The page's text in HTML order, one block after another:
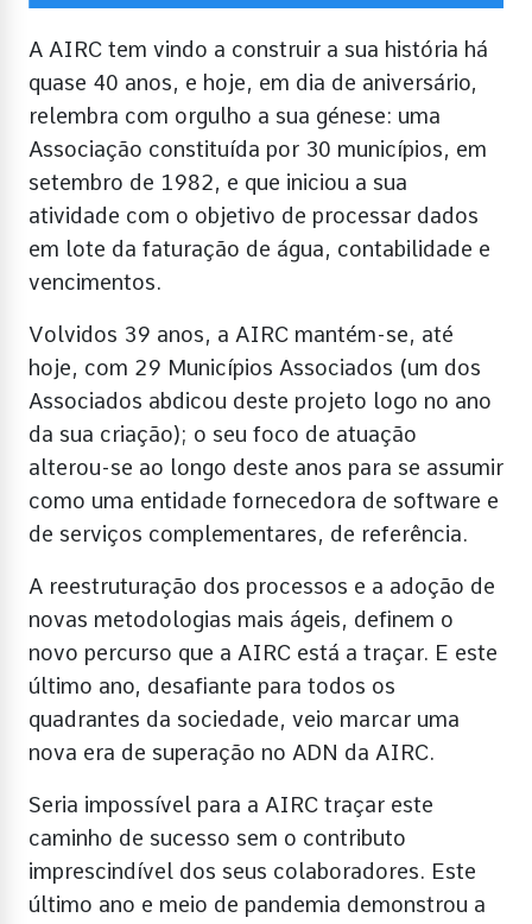
A AIRC tem vindo a construir a sua história há
quase 40 anos, e hoje, em dia de aniversário,
relembra com orgulho a sua génese: uma
Associação constituída por 30 municípios, em
setembro de 1982, e que iniciou a sua
atividade com o objetivo de processar dados
em lote da faturação de água, contabilidade e
vencimentos.
Volvidos 39 anos, a AIRC mantém-se, até
hoje, com 29 Municípios Associados (um dos
Associados abdicou deste projeto logo no ano
da sua criação); o seu foco de atuação
alterou-se ao longo deste anos para se assumir
como uma entidade fornecedora de software e
de serviços complementares, de referência.
A reestruturação dos processos e a adoção de
novas metodologias mais ágeis, definem o
novo percurso que a AIRC está a traçar. E este
último ano, desafiante para todos os
quadrantes da sociedade, veio marcar uma
nova era de superação no ADN da AIRC.
Seria impossível para a AIRC traçar este
caminho de sucesso sem o contributo
imprescindível dos seus colaboradores. Este
último ano e meio de pandemia demonstrou a